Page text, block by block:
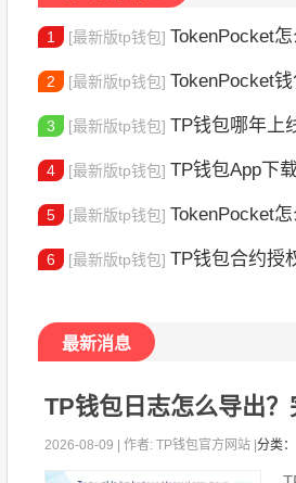
1 [最新版tp钱包] TokenPocket怎么提
2 [最新版tp钱包] TokenPocket钱包
3 [最新版tp钱包] TP钱包哪年上线的？
4 [最新版tp钱包] TP钱包App下载地址
5 [最新版tp钱包] TokenPocket怎么验证身份 完整
6 [最新版tp钱包] TP钱包合约授权
最新消息
TP钱包日志怎么导出
2026-08-09 | 作者: TP钱包官方网站 | 分类